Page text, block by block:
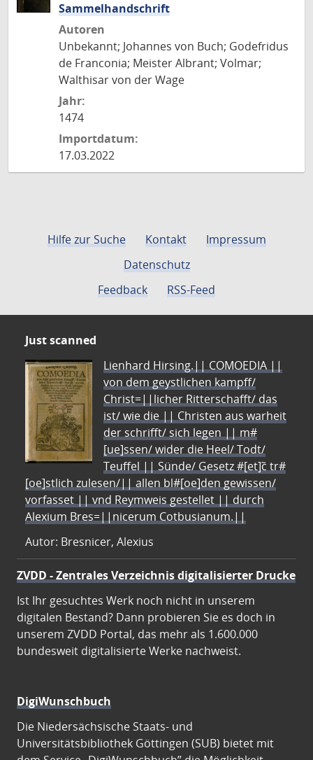
Sammelhandschrift
Autoren
Unbekannt; Johannes von Buch; Godefridus
de Franconia; Meister Albrant; Volmar;
Walthisar von der Wage
Jahr:
1474
Importdatum:
17.03.2022
Hilfe zur Suche Kontakt
Impressum
Datenschutz
Feedback
RSS-Feed
Just scanned
Lienhard Hirsing.|| COMOEDIA ||
von dem geystlichen kampff/
Christ=||licher Ritterschafft/ das
ist/ wie die || Christen aus warheit
der schrifft/ sich legen || m#
[ue]ssen/ wider die Heel/ Todt/
Teuffel || Sünde/ Gesetz #[et]c̃ tr#
[oe]stlich zulesen/|| allen bl#[oe]den gewissen/
vorfasset || vnd Reymweis gestellet || durch
Alexium Bres=||nicerum Cotbusianum.||
Autor: Bresnicer, Alexius
ZVDD - Zentrales Verzeichnis digitalisierter Drucke
Ist Ihr gesuchtes Werk noch nicht in unserem
digitalen Bestand? Dann probieren Sie es doch in
unserem ZVDD Portal, das mehr als 1.600.000
bundesweit digitalisierte Werke nachweist.
DigiWunschbuch
Die Niedersächsische Staats- und
Universitätsbibliothek Göttingen (SUB) bietet mit